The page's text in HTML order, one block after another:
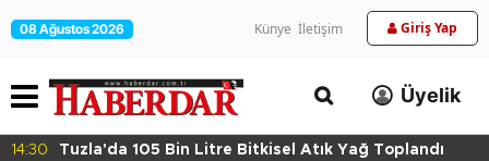
08 Ağustos 2026 Künye İletişim Giriş Yap
Üyelik
14:30 Tuzla'da 105 Bin Litre Bitkisel Atık Yağ Toplandı